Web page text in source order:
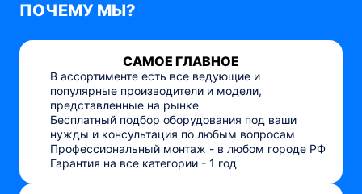
ПОЧЕМУ МЫ?
САМОЕ ГЛАВНОЕ
В ассортименте есть все ведующие и
популярные производители и модели,
представленные на рынке
Бесплатный подбор оборудования под ваши
нужды и консультация по любым вопросам
Профессиональный монтаж - в любом городе РФ
Гарантия на все категории - 1 год